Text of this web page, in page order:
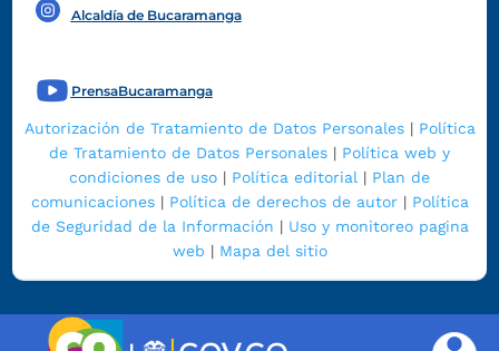
Alcaldía de Bucaramanga
PrensaBucaramanga
Autorización de Tratamiento de Datos Personales| Política
de Tratamiento de Datos Personales | Política web y
condiciones de uso | Política editorial | Plan de
comunicaciones| Política de derechos de autor| Política
de Seguridad de la Información | Uso y monitoreo pagina
web | Mapa del sitio